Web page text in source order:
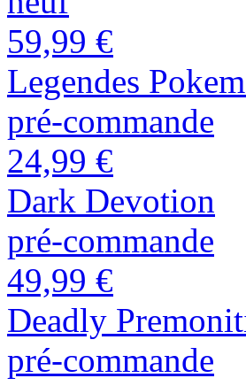
59,99 €
Legendes
pré-commande
24,99 €
Dark Devotion
pré-commande
49,99 €
Deadly
pré-commande